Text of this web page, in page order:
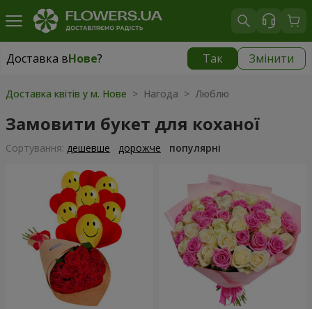
Доставка вНове? Так Змінити
Доставка вНове
Доставка квітів у м. Нове > Нагода > Люблю
Замовити букет для коханої
Сортування: дешевше дорожче популярні